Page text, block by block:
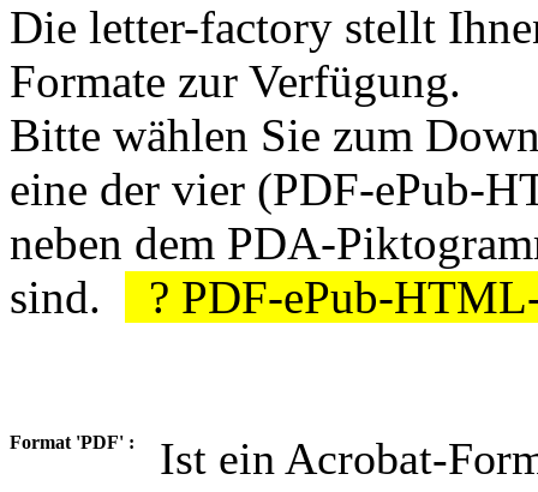
Die letter-factory stellt
Formate zur Verfügung.
Bitte wählen Sie zum
eine der vier (PDF-ePub-
neben dem PDA-
sind.
? PDF-ePub-HTML
Format 'PDF' :
Ist ein Acrobat-